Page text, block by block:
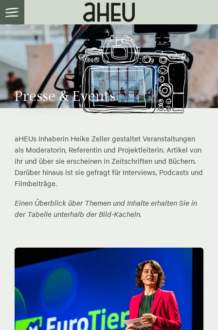
Presse & Events
aHEUs Inhaberin Heike Zeller gestaltet Veranstaltungen
als Moderatorin, Referentin und Projektleiterin. Artikel von
ihr und über sie erscheinen in Zeitschriften und Büchern.
Darüber hinaus ist sie gefragt für Interviews, Podcasts und
Filmbeiträge.
Einen Überblick über Themen und Inhalte erhalten Sie in
der Tabelle unterhalb der Bild-Kacheln.